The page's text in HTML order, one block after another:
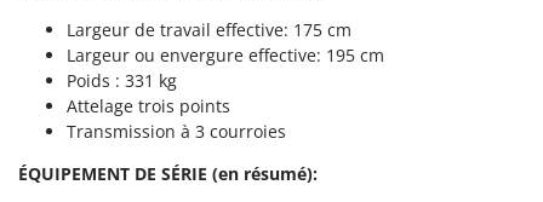
Gyrobroyeurs à lame pour tracteur
Haches - Cognées et Hachettes
Herses à Dents
EcoFlow
Edilmark
Effeuno
Largeur de travail effective: 175 cm
Largeur ou envergure effective: 195 cm
Poids : 331 kg
Attelage trois points
Transmission à 3 courroies
ÉQUIPEMENT DE SÉRIE (en résumé):